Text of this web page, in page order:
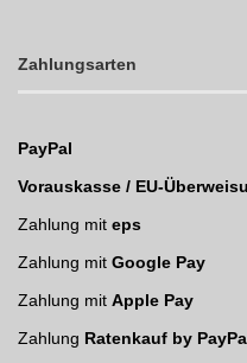
Zahlungsarten
PayPal
Vorauskasse / EU-
Zahlung mit eps
Zahlung mit Google Pay
Zahlung mit Apple Pay
Zahlung Ratenkauf by